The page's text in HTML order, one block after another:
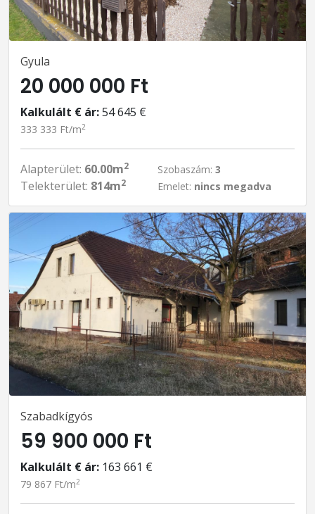
Gyula
20 000 000 Ft
Kalkulált € ár:54 645 €
333 333 Ft/m2
Alapterület: 60.00m2
Telekterület: 814m2
Szobaszám: 3
Emelet: nincs megadva
Szabadkígyós
59 900 000 Ft
Kalkulált € ár: 163 661 €
79 867 Ft/m2